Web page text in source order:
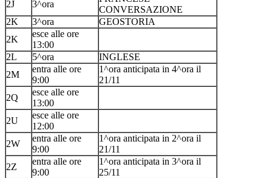
2J
3^ora
CONVERSAZIONE
2K
3^ora
GEOSTORIA
2K
esce alle ore
13:00
2L
5^ora
INGLESE
2M
entra alle ore
9:00
1^ora anticipata in 4^ora il
21/11
2Q
esce alle ore
13:00
2U
esce alle ore
12:00
2W
entra alle ore
9:00
1^ora anticipata in 2^ora il
21/11
2Z
entra alle ore
9:00
1^ora anticipata in 3^ora il
25/11